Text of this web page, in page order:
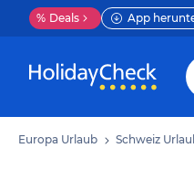
% Deals App
Europa Urlaub Schweiz